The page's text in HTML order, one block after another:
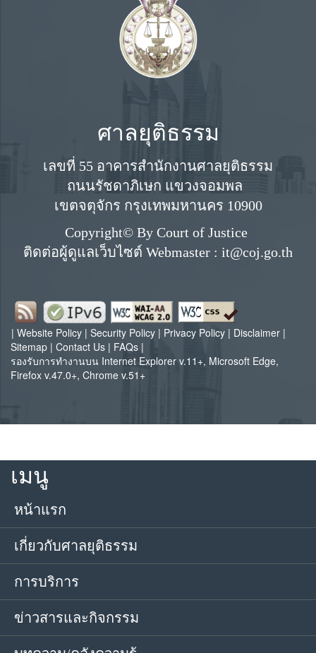
ศาลยุติธรรม
เลขที่ 55 อาคารสำนักงานศาลยุติธรรม
ถนนรัชดาภิเษก แขวงจอมพล
เขตจตุจักร กรุงเทพมหานคร 10900
Copyright© By Court of Justice
ติดต่อผู้ดูแลเว็บไซต์ Webmaster : it@coj.go.th
| Website Policy | Security Policy | Privacy Policy | Disclaimer |
Sitemap | Contact Us | FAQs |
รองรับการทำงานบน Internet Explorer v.11+, Microsoft Edge,
Firefox v.47.0+, Chrome v.51+
เมนู
หน้าแรก
เกี่ยวกับศาลยุติธรรม
การบริการ
ข่าวสารและกิจกรรม